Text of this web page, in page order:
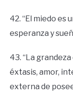
42. “El miedo es
esperanza y
43. “La
éxtasis, amor,
externa de